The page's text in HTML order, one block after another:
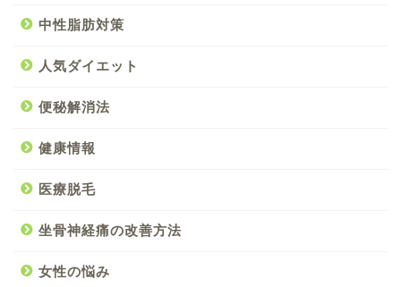
中性脂肪対策
人気ダイエット
便秘解消法
健康情報
医療脱毛
坐骨神経痛の改善方法
女性の悩み